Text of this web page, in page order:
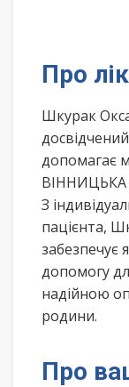
Про
Шкурак
допомагає
ВІННИЦЬКА
З
пацієнта,
забезпечує
допомогу
надійною
родини.
Про